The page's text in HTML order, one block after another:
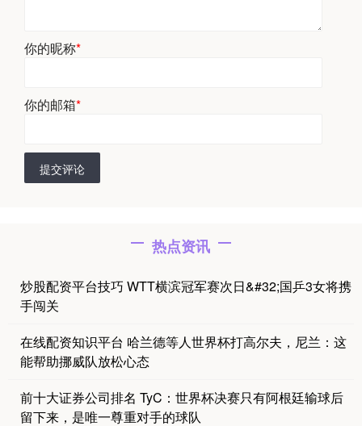
你的昵称*
你的邮箱*
提交评论
热点资讯
炒股配资平台技巧 WTT横滨冠军赛次日&#32;国乒3女将携
手闯关
在线配资知识平台 哈兰德等人世界杯打高尔夫，尼兰：这
能帮助挪威队放松心态
前十大证券公司排名 TyC：世界杯决赛只有阿根廷输球后
留下来，是唯一尊重对手的球队